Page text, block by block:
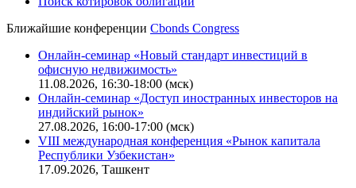
Поиск котировок облигаций
Ближайшие конференцииCbonds Congress
Онлайн-семинар «Новый стандарт инвестиций в
офисную недвижимость»
11.08.2026, 16:30-18:00 (мск)
Онлайн-семинар «Доступ иностранных инвесторов на
индийский рынок»